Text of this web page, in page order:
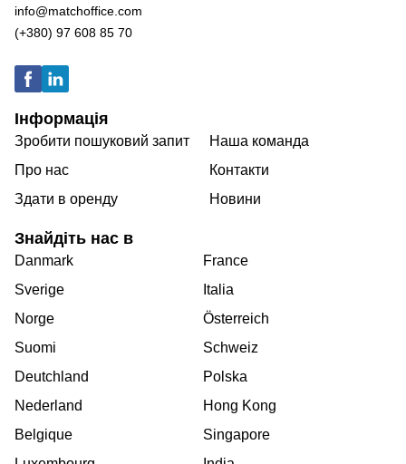
info@matchoffice.com
(+380) 97 608 85 70
Інформація
Зробити пошуковий запит
Про нас
Здати в оренду
Наша команда
Контакти
Новини
Знайдіть нас в
Danmark
Sverige
Norge
Suomi
Deutchland
Nederland
Belgique
France
Italia
Österreich
Schweiz
Polska
Hong Kong
Singapore